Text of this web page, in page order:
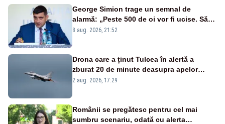
George Simion trage un semnal de
alarmă: „Peste 500 de oi vor fi ucise. Să
vedem dacă ciobanii vor fi despăgubiți”
8 aug. 2026, 21:52
Drona care a ținut Tulcea în alertă a
zburat 20 de minute deasupra apelor
României. Au fost ridicate două F-16
2 aug. 2026, 17:29
Românii se pregătesc pentru cel mai
sumbru scenariu, odată cu alerta